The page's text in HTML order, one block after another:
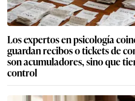
Los expertos en psicología
guardan recibos o tickets de
son acumuladores, sino que
control